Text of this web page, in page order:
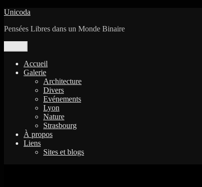
Aller
contenu
Unicoda
Pensées Libres dans un Monde Binaire
Accueil
Galerie
Architecture
Divers
Evénements
Lyon
Nature
Strasbourg
À propos
Liens
Sites et blogs